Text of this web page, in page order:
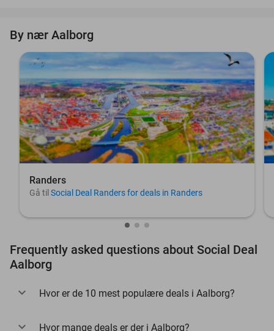
By nær Aalborg
Randers
Gå til Social Deal Randers for deals in Randers
Frequently asked questions about Social Deal
Aalborg
Hvor er de 10 mest populære deals i Aalborg?
Hvor mange deals er der i Aalborg?